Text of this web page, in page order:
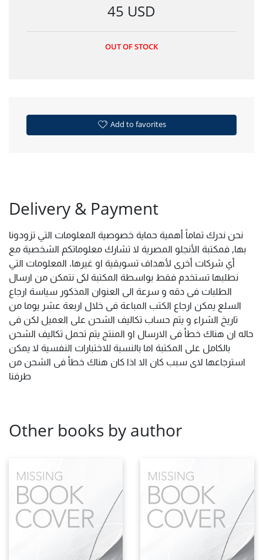
45 USD
OUT OF STOCK
Add to favorites
Delivery & Payment
نحن ندرك تماماً أهمية حماية خصوصية المعلومات التي تزودونا
بها, فمكتبة الأنجلو المصرية لا تشارك معلوماتكم الشخصية مع
أي شركات أخرى لأهداف تسويقية او غيرها. المعلومات التي
نطلبها تستخدم فقط بواسطة المكتبة لكى نتمكن من ارسال
الطلبات فى دقه و سرعة الى العنوان المذكور سياسة ارجاع
السلع يمكن ارجاع الكتب المباعة فى خلال اربعة عشر يوما من
تاريخ الشراء و يتم حساب تكاليف الشحن على العميل لكن فى
حاله ان هناك خطأ فى الارسال او المنتج يتم تحمل تكاليف الشحن
بالكامل على المكتبة اما بالنسبة للاختبارات النفسية لا يمكن
استرجاعها لاى سبب كان الا اذا كان هناك خطأ فى الشحن من
طرفنا
Other books by author